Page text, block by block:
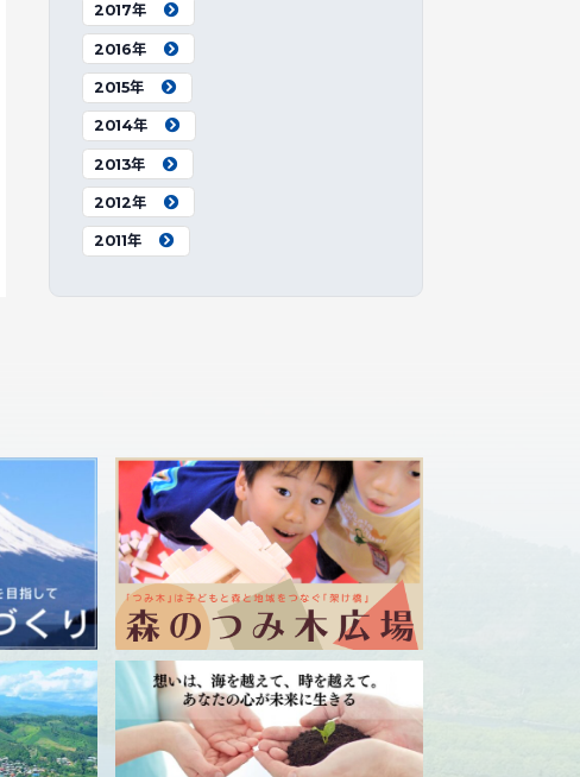
2017年
2016年
2015年
2014年
2013年
2012年
2011年